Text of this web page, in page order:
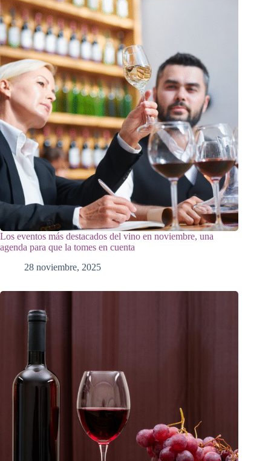
Los eventos más destacados del vino en noviembre, una
agenda para que la tomes en cuenta
28 noviembre, 2025